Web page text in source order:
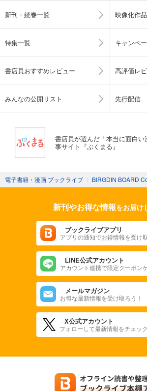
新刊・続巻一覧 映像化作品
特集一覧 キャンペ
書店員おすすめレビュー 高評価レ
みんなの公開リスト 先行配信
書店員が選んだ「本当に面白
事サイト『ぶくまる』
電子書籍・漫画 ブックライブ 〉 BIRGDIN BOARD
新刊やお得な情報をお届け
ブックライブアプリ
アプリの通知でお得情報を受け
LINE公式アカウント
アカウント連携で限定クーポン
メールマガジン
お得な最新情報を受け取ろう！
X公式アカウント
フォローして最新情報をチェッ